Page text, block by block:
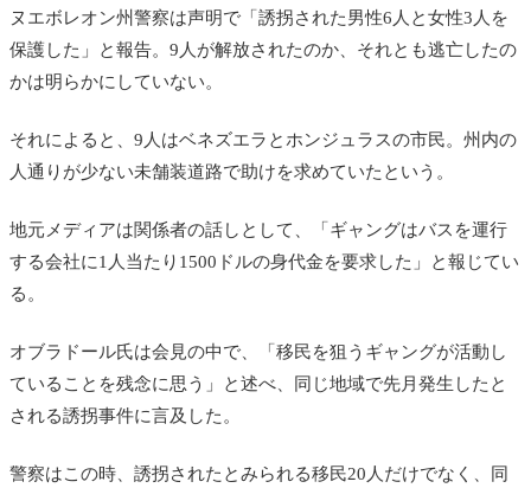
ヌエボレオン州警察は声明で「誘拐された男性6人と女性3人を
保護した」と報告。9人が解放されたのか、それとも逃亡したの
かは明らかにしていない。
それによると、9人はベネズエラとホンジュラスの市民。州内の
人通りが少ない未舗装道路で助けを求めていたという。
地元メディアは関係者の話しとして、「ギャングはバスを運行
する会社に1人当たり1500ドルの身代金を要求した」と報じてい
る。
オブラドール氏は会見の中で、「移民を狙うギャングが活動し
ていることを残念に思う」と述べ、同じ地域で先月発生したと
される誘拐事件に言及した。
警察はこの時、誘拐されたとみられる移民20人だけでなく、同